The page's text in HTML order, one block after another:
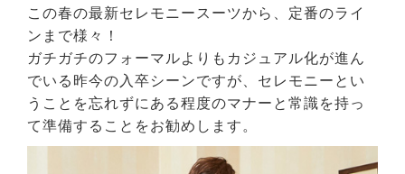
この春の最新セレモニースーツから、定番のライ
ンまで様々！
ガチガチのフォーマルよりもカジュアル化が進ん
でいる昨今の入卒シーンですが、セレモニーとい
うことを忘れずにある程度のマナーと常識を持っ
て準備することをお勧めします。